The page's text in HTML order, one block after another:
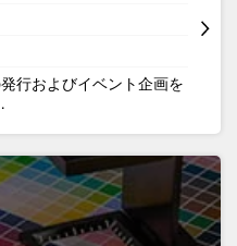
行およびイベント企画を